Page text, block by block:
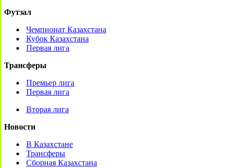
Футзал
Чемпионат Казахстана
Кубок Казахстана
Первая лига
Трансферы
Премьер лига
Первая лига
Вторая лига
Новости
В Казахстане
Трансферы
Сборная Казахстана